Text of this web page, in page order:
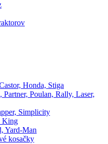
Honda, Stiga
Partner, Poulan, Rally, Laser,
Simplicity
King
Yard-Man
kosačky